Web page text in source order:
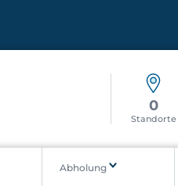
0
Standorte
Abholung